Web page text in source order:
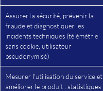
Assurer la sécurité, prévenir la
fraude et diagnostiquer les
incidents techniques (télémétrie
sans cookie, utilisateur
pseudonymisé)
Mesurer l’utilisation du service et
améliorer le produit : statistiques